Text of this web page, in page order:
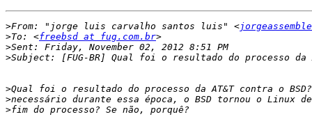
>From: "jorge luis carvalho santos luis" <
>To: <freebsd at fug.com.br
>
>
>
>
>